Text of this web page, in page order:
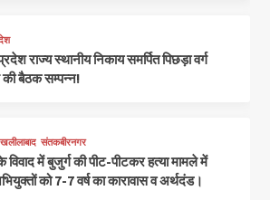
राज्य स्थानीय निकाय समर्पित पिछड़ा वर्ग
बैठक सम्पन्न!
खलीलाबाद संतकबीरनगर
विवाद में बुजुर्ग की पीट-पीटकर हत्या मामले में
को 7-7 वर्ष का कारावास व अर्थदंड।